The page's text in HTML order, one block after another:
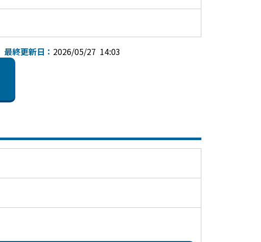
最終更新日： 2026/05/27 14:03